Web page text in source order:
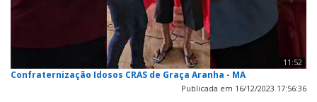
11:52
Confraternização Idosos CRAS de Graça Aranha - MA
Publicada em 16/12/2023 17:56:36